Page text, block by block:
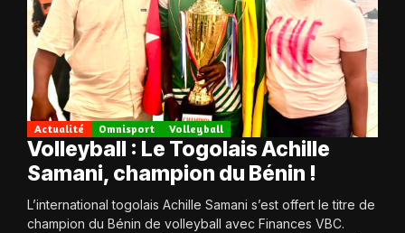
Actualité Omnisport Volleyball
Volleyball : Le Togolais Achille
Samani, champion du Bénin !
L’international togolais Achille Samani s’est offert le titre de
champion du Bénin de volleyball avec Finances VBC.